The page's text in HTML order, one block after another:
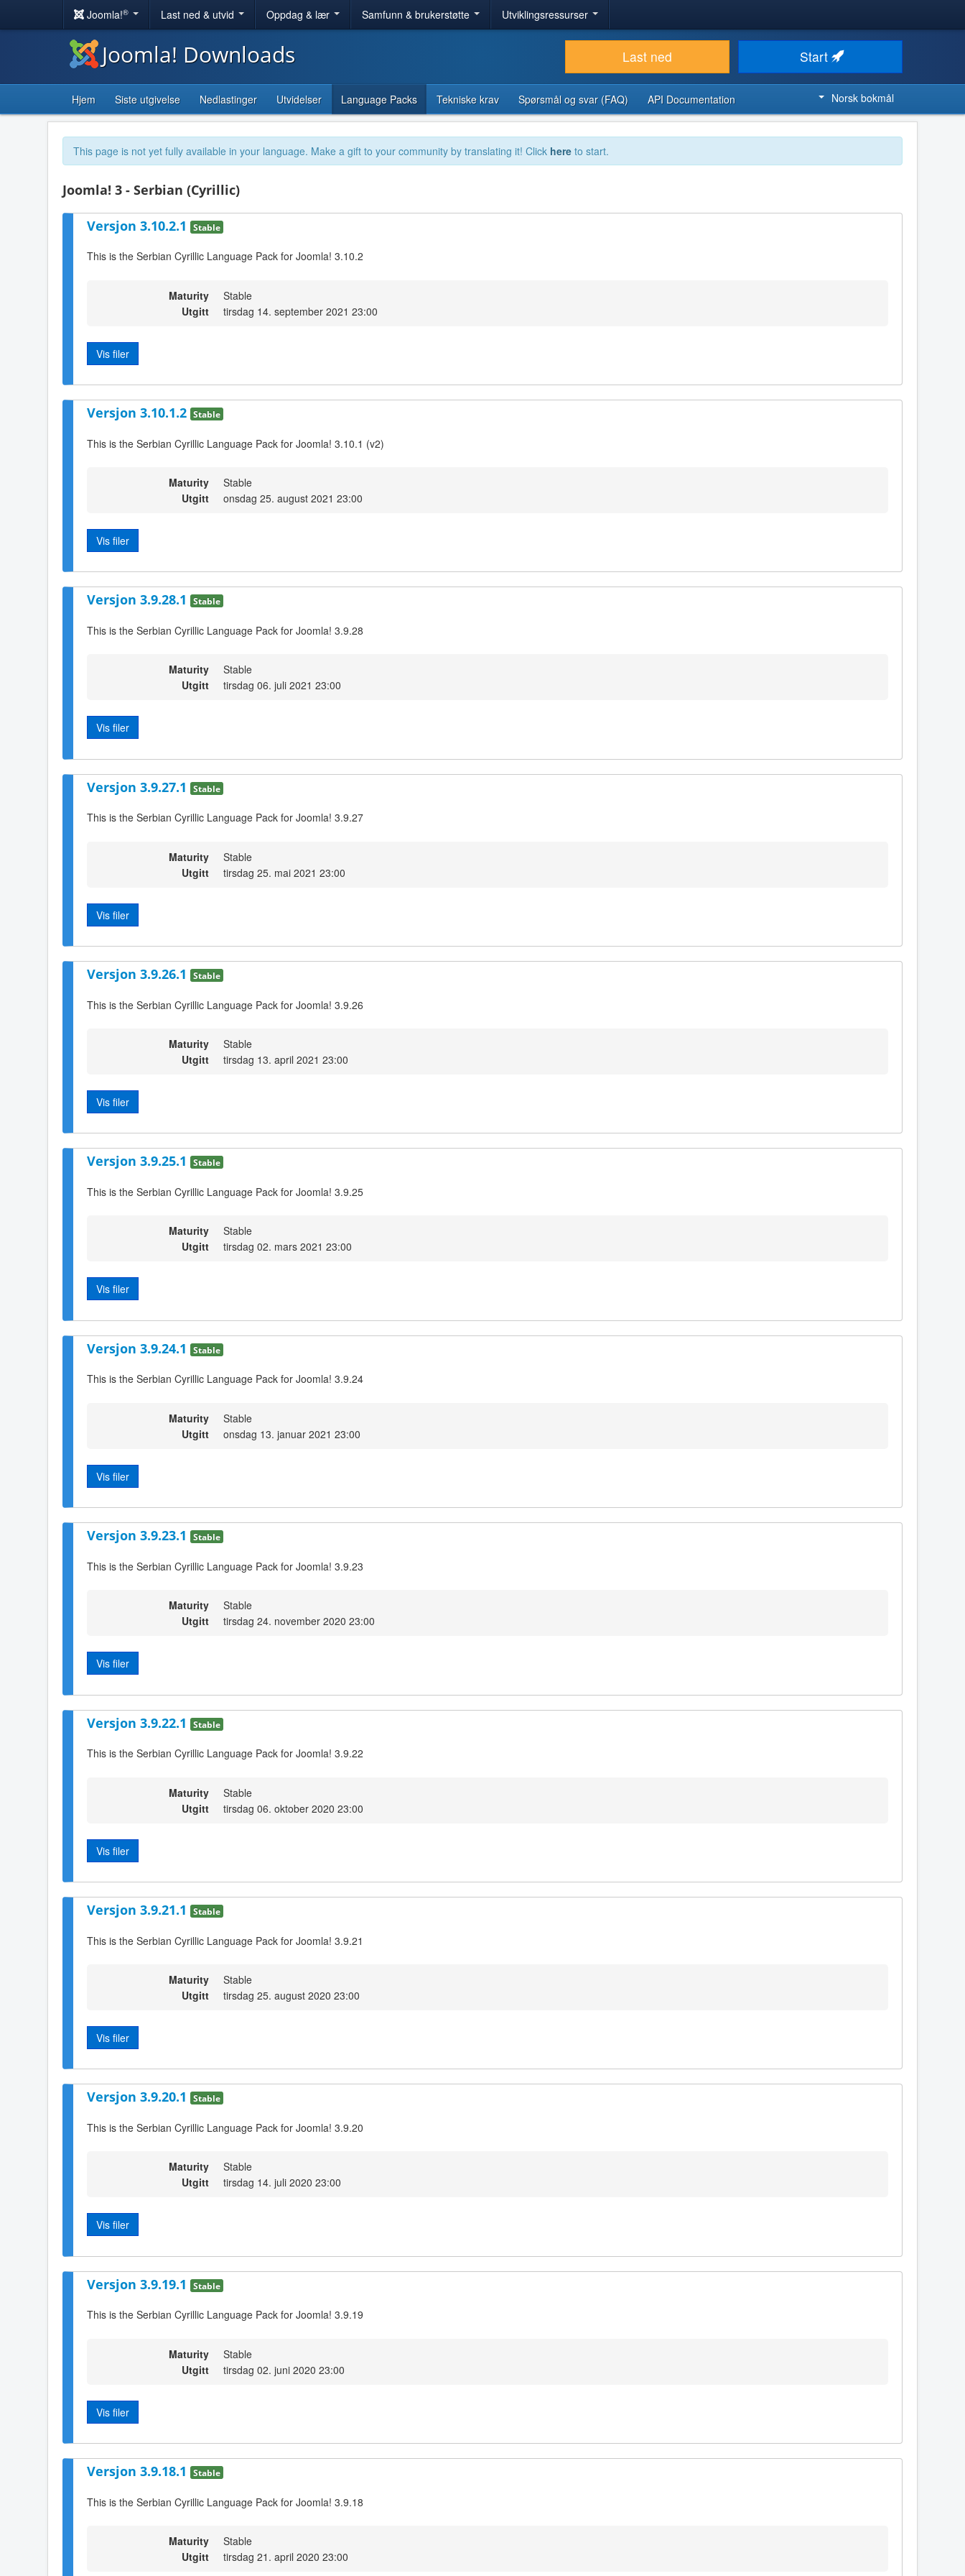
Joomla!® Last ned & utvid Oppdag & lær Samfunn & brukerstøtte Utviklingsressurser
Joomla! Downloads Last ned Start
Hjem Siste utgivelse Nedlastinger Utvidelser Language Packs Tekniske krav Spørsmål og svar (FAQ) API Documentation Norsk bokmål
This page is not yet fully available in your language. Make a gift to your community by translating it! Click here to start.
Joomla! 3 - Serbian (Cyrillic)
Versjon 3.10.2.1 Stable
This is the Serbian Cyrillic Language Pack for Joomla! 3.10.2
Maturity
Stable
Utgitt
tirsdag 14. september 2021 23:00
Vis filer
Versjon 3.10.1.2 Stable
This is the Serbian Cyrillic Language Pack for Joomla! 3.10.1 (v2)
Maturity
Stable
Utgitt
onsdag 25. august 2021 23:00
Vis filer
Versjon 3.9.28.1 Stable
This is the Serbian Cyrillic Language Pack for Joomla! 3.9.28
Maturity
Stable
Utgitt
tirsdag 06. juli 2021 23:00
Vis filer
Versjon 3.9.27.1 Stable
This is the Serbian Cyrillic Language Pack for Joomla! 3.9.27
Maturity
Stable
Utgitt
tirsdag 25. mai 2021 23:00
Vis filer
Versjon 3.9.26.1 Stable
This is the Serbian Cyrillic Language Pack for Joomla! 3.9.26
Maturity
Stable
Utgitt
tirsdag 13. april 2021 23:00
Vis filer
Versjon 3.9.25.1 Stable
This is the Serbian Cyrillic Language Pack for Joomla! 3.9.25
Maturity
Stable
Utgitt
tirsdag 02. mars 2021 23:00
Vis filer
Versjon 3.9.24.1 Stable
This is the Serbian Cyrillic Language Pack for Joomla! 3.9.24
Maturity
Stable
Utgitt
onsdag 13. januar 2021 23:00
Vis filer
Versjon 3.9.23.1 Stable
This is the Serbian Cyrillic Language Pack for Joomla! 3.9.23
Maturity
Stable
Utgitt
tirsdag 24. november 2020 23:00
Vis filer
Versjon 3.9.22.1 Stable
This is the Serbian Cyrillic Language Pack for Joomla! 3.9.22
Maturity
Stable
Utgitt
tirsdag 06. oktober 2020 23:00
Vis filer
Versjon 3.9.21.1 Stable
This is the Serbian Cyrillic Language Pack for Joomla! 3.9.21
Maturity
Stable
Utgitt
tirsdag 25. august 2020 23:00
Vis filer
Versjon 3.9.20.1 Stable
This is the Serbian Cyrillic Language Pack for Joomla! 3.9.20
Maturity
Stable
Utgitt
tirsdag 14. juli 2020 23:00
Vis filer
Versjon 3.9.19.1 Stable
This is the Serbian Cyrillic Language Pack for Joomla! 3.9.19
Maturity
Stable
Utgitt
tirsdag 02. juni 2020 23:00
Vis filer
Versjon 3.9.18.1 Stable
This is the Serbian Cyrillic Language Pack for Joomla! 3.9.18
Maturity
Stable
Utgitt
tirsdag 21. april 2020 23:00